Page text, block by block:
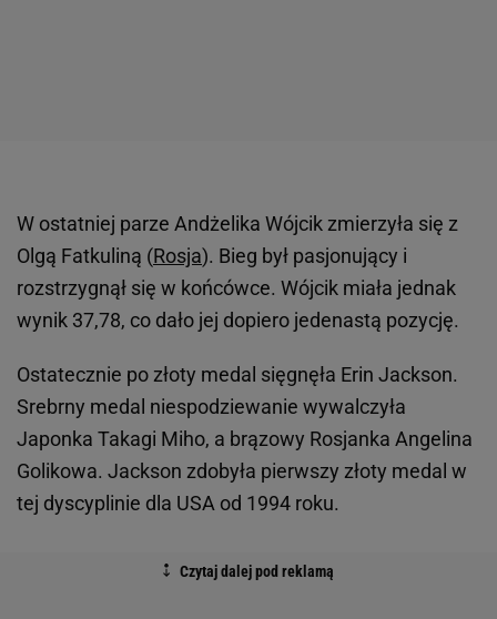
W ostatniej parze Andżelika Wójcik zmierzyła się z
Olgą Fatkuliną (Rosja). Bieg był pasjonujący i
rozstrzygnął się w końcówce. Wójcik miała jednak
wynik 37,78, co dało jej dopiero jedenastą pozycję.
Ostatecznie po złoty medal sięgnęła Erin Jackson.
Srebrny medal niespodziewanie wywalczyła
Japonka Takagi Miho, a brązowy Rosjanka Angelina
Golikowa. Jackson zdobyła pierwszy złoty medal w
tej dyscyplinie dla USA od 1994 roku.